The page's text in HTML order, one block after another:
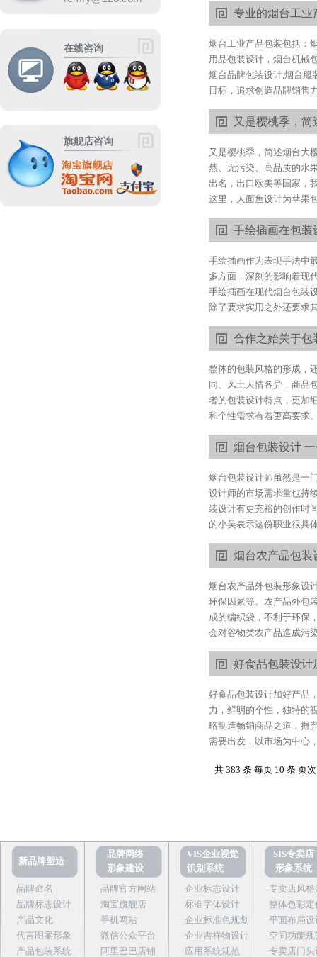
在线咨询
旗舰店咨询
专业的烟台工业
烟台工业产品包装包括：
用品包装设计，烟台机械
烟台品牌包装设计,烟台服
目标，追求创造品牌销售
又是樱桃季，
又是樱桃季，简述烟台大
然、无污染、高品质的水
出名，出口欧美等国家，
这里，人面鱼设计为苹果
手绘插画在包装
手绘插画作为表现手法中
多方面，深刻的影响着现
手绘插画在现代烟台包装
除了要求实用之外还要求
合作之始关于包
整体的包装风格的形成，
同、风土人情各异，商品
者的包装设计特点，更加
和个性需求有着更高要求
烟台包装设计
烟台包装设计师虽然是一
设计师的市场需求量也持
装设计有更充裕的创作时
的小吴表示这份职业很具
烟台农产品包装
烟台农产品外包装形象设
环保因素等。农产品外包
成的编织袋，不利于环保
会对谷物类农产品造成污
好食品包装设计
好食品包装设计加好产品
力，鲜明的个性，独特的
略制造畅销商品之道，摒
需要出发，以市场为中心
共 383 条 每页 10 条 页
新品牌塑造
品牌命名
品牌标志设计
产品文化
代言图案形象
产品包装系统
品牌网络
形象建设
品牌官方网站
淘宝旗舰店
手机网站
微信公众平台
阿里巴巴店铺
VIS企业视觉
识别系统
企业标志设计
标准字体设计
企业标准色规划
企业吉祥物设计
应用系统规范
SIS专卖店
形象系统
专卖店风格
整体色彩定
平面布局设
空间功能规
专卖店门头